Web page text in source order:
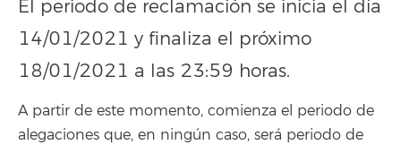
El periodo de reclamación se inicia el día
14/01/2021 y finaliza el próximo
18/01/2021 a las 23:59 horas.
A partir de este momento, comienza el periodo de
alegaciones que, en ningún caso, será periodo de